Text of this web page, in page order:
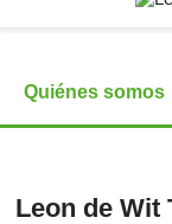
Quiénes somos
Leon de Wit